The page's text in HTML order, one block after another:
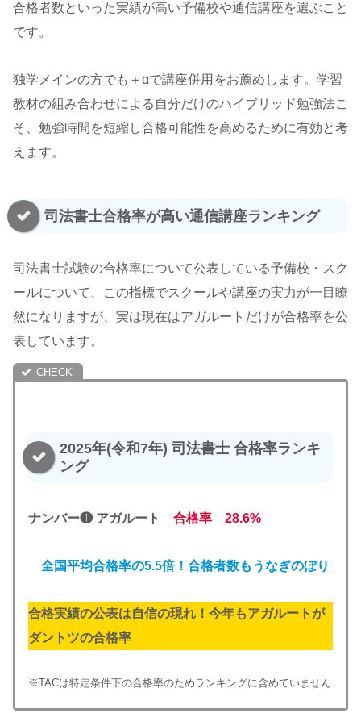
合格者数といった実績が高い予備校や通信講座を選ぶこと
です。
独学メインの方でも＋αで講座併用をお薦めします。学習
教材の組み合わせによる自分だけのハイブリッド勉強法こ
そ、勉強時間を短縮し合格可能性を高めるために有効と考
えます。
司法書士合格率が高い通信講座ランキング
司法書士試験の合格率について公表している予備校・スク
ールについて、この指標でスクールや講座の実力が一目瞭
然になりますが、実は現在はアガルートだけが合格率を公
表しています。
2025年(令和7年) 司法書士 合格率ランキ
ング
ナンバー❶ アガルート 合格率 28.6%
全国平均合格率の5.5倍！ 合格者数もうなぎのぼり
合格実績の公表は自信の現れ！今年もアガルートが
ダントツの合格率
※TACは特定条件下の合格率のためランキングに含めていません